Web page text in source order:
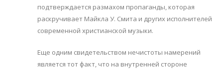
подтверждается размахом пропаганды, которая
раскручивает Майкла У. Смита и других исполнителей
современной христианской музыки.
Еще одним свидетельством нечистоты намерений
является тот факт, что на внутренней стороне